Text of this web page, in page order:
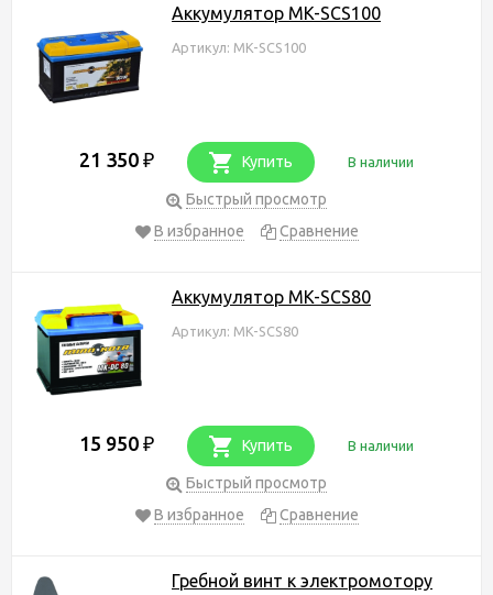
Аккумулятор MK-SCS100
Артикул: MK-SCS100
21 350 ₽ Купить В наличии
Быстрый просмотр
В избранное
Сравнение
Аккумулятор MK-SCS80
Артикул: MK-SCS80
15 950 ₽ Купить В наличии
Быстрый просмотр
В избранное
Сравнение
Гребной винт к электромотору